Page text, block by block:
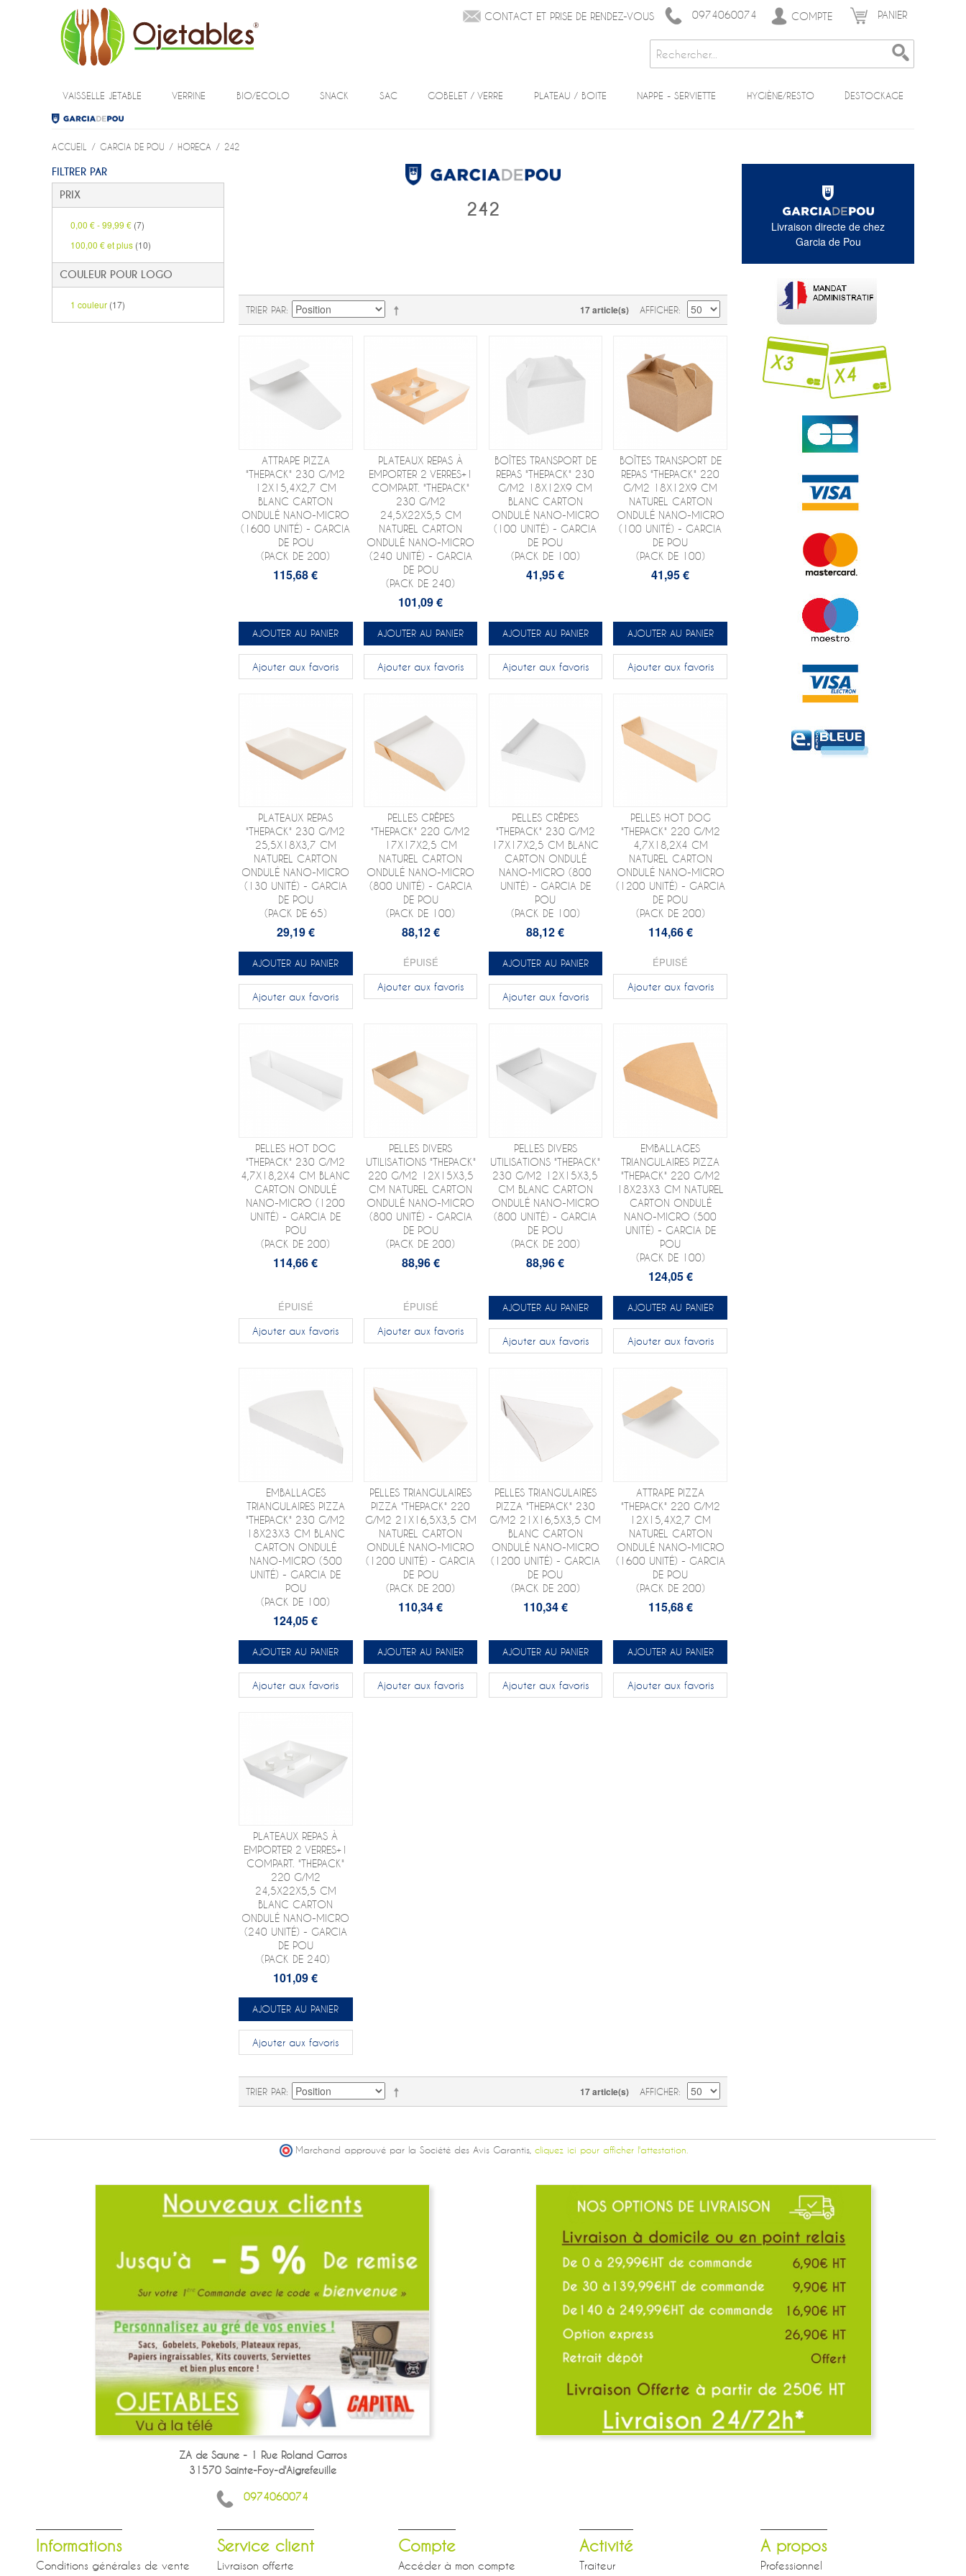
CONTACT ET PRISE DE RENDEZ-VOUS 0974060074 COMPTE PANIER
VAISSELLE JETABLE VERRINE BIO/ECOLO SNACK SAC GOBELET / VERRE PLATEAU / BOITE NAPPE - SERVIETTE HYGIÈNE/RESTO DESTOCKAGE
ACCUEIL / GARCIA DE POU / HORECA / 242
FILTRER PAR
PRIX
0,00 €-99,99 € (7)
100,00 €et plus (10)
COULEUR POUR LOGO
1 couleur (17)
242
TRIER PAR 17 article(s) AFFICHER
ATTRAPE PIZZA
"THEPACK" 230 G/M2
12X15,4X2,7 CM
BLANC CARTON
ONDULÉ NANO-MICRO
(1600 UNITÉ) - GARCIA
DE POU
(PACK DE 200)
115,68 €
AJOUTER AU PANIER
Ajouter aux favoris
PLATEAUX REPAS À
EMPORTER 2 VERRES+1
COMPART. "THEPACK"
230 G/M2
24,5X22X5,5 CM
NATUREL CARTON
ONDULÉ NANO-MICRO
(240 UNITÉ) - GARCIA
DE POU
(PACK DE 240)
101,09 €
AJOUTER AU PANIER
Ajouter aux favoris
BOÎTES TRANSPORT DE
REPAS "THEPACK" 230
G/M2 18X12X9 CM
BLANC CARTON
ONDULÉ NANO-MICRO
(100 UNITÉ) - GARCIA
DE POU
(PACK DE 100)
41,95 €
AJOUTER AU PANIER
Ajouter aux favoris
BOÎTES TRANSPORT DE
REPAS "THEPACK" 220
G/M2 18X12X9 CM
NATUREL CARTON
ONDULÉ NANO-MICRO
(100 UNITÉ) - GARCIA
DE POU
(PACK DE 100)
41,95 €
AJOUTER AU PANIER
Ajouter aux favoris
PLATEAUX REPAS
"THEPACK" 230 G/M2
25,5X18X3,7 CM
NATUREL CARTON
ONDULÉ NANO-MICRO
(130 UNITÉ) - GARCIA
DE POU
(PACK DE 65)
29,19 €
AJOUTER AU PANIER
Ajouter aux favoris
PELLES CRÊPES
"THEPACK" 220 G/M2
17X17X2,5 CM
NATUREL CARTON
ONDULÉ NANO-MICRO
(800 UNITÉ) - GARCIA
DE POU
(PACK DE 100)
88,12 €
ÉPUISÉ
Ajouter aux favoris
PELLES CRÊPES
"THEPACK" 230 G/M2
17X17X2,5 CM BLANC
CARTON ONDULÉ
NANO-MICRO (800
UNITÉ) - GARCIA DE
POU
(PACK DE 100)
88,12 €
AJOUTER AU PANIER
Ajouter aux favoris
PELLES HOT DOG
"THEPACK" 220 G/M2
4,7X18,2X4 CM
NATUREL CARTON
ONDULÉ NANO-MICRO
(1200 UNITÉ) - GARCIA
DE POU
(PACK DE 200)
114,66 €
ÉPUISÉ
Ajouter aux favoris
PELLES HOT DOG
"THEPACK" 230 G/M2
4,7X18,2X4 CM BLANC
CARTON ONDULÉ
NANO-MICRO (1200
UNITÉ) - GARCIA DE
POU
(PACK DE 200)
114,66 €
ÉPUISÉ
Ajouter aux favoris
PELLES DIVERS
UTILISATIONS "THEPACK"
220 G/M2 12X15X3,5
CM NATUREL CARTON
ONDULÉ NANO-MICRO
(800 UNITÉ) - GARCIA
DE POU
(PACK DE 200)
88,96 €
ÉPUISÉ
Ajouter aux favoris
PELLES DIVERS
UTILISATIONS "THEPACK"
230 G/M2 12X15X3,5
CM BLANC CARTON
ONDULÉ NANO-MICRO
(800 UNITÉ) - GARCIA
DE POU
(PACK DE 200)
88,96 €
AJOUTER AU PANIER
Ajouter aux favoris
EMBALLAGES
TRIANGULAIRES PIZZA
"THEPACK" 220 G/M2
18X23X3 CM NATUREL
CARTON ONDULÉ
NANO-MICRO (500
UNITÉ) - GARCIA DE
POU
(PACK DE 100)
124,05 €
AJOUTER AU PANIER
Ajouter aux favoris
EMBALLAGES
TRIANGULAIRES PIZZA
"THEPACK" 230 G/M2
18X23X3 CM BLANC
CARTON ONDULÉ
NANO-MICRO (500
UNITÉ) - GARCIA DE
POU
(PACK DE 100)
124,05 €
AJOUTER AU PANIER
Ajouter aux favoris
PELLES TRIANGULAIRES
PIZZA "THEPACK" 220
G/M2 21X16,5X3,5 CM
NATUREL CARTON
ONDULÉ NANO-MICRO
(1200 UNITÉ) - GARCIA
DE POU
(PACK DE 200)
110,34 €
AJOUTER AU PANIER
Ajouter aux favoris
PELLES TRIANGULAIRES
PIZZA "THEPACK" 230
G/M2 21X16,5X3,5 CM
BLANC CARTON
ONDULÉ NANO-MICRO
(1200 UNITÉ) - GARCIA
DE POU
(PACK DE 200)
110,34 €
AJOUTER AU PANIER
Ajouter aux favoris
ATTRAPE PIZZA
"THEPACK" 220 G/M2
12X15,4X2,7 CM
NATUREL CARTON
ONDULÉ NANO-MICRO
(1600 UNITÉ) - GARCIA
DE POU
(PACK DE 200)
115,68 €
AJOUTER AU PANIER
Ajouter aux favoris
PLATEAUX REPAS À
EMPORTER 2 VERRES+1
COMPART. "THEPACK"
220 G/M2
24,5X22X5,5 CM
BLANC CARTON
ONDULÉ NANO-MICRO
(240 UNITÉ) - GARCIA
DE POU
(PACK DE 240)
101,09 €
AJOUTER AU PANIER
Ajouter aux favoris
TRIER PAR 17 article(s) AFFICHER
Livraison directe de chez
Garcia de Pou
Marchand approuvé par la Société des Avis Garantis, cliquez ici pour afficher l'attestation.
ZA de Saune - 1 Rue Roland Garros
31570 Sainte-Foy-d'Aigrefeuille
0974060074
Informations
Conditions générales de vente
Service client
Livraison offerte
Compte
Accéder à mon compte
Activité
Traiteur
A propos
Professionnel